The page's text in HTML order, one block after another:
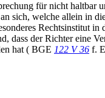
für nicht haltbar
sich, welche allein in
Rechtsinstitut
dass der Richter eine
hat ( BGE 122 V 36 f.